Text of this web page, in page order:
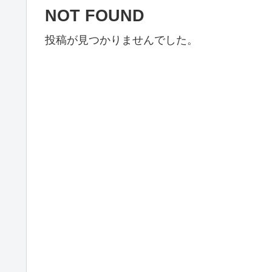
NOT FOUND
投稿が見つかりませんでした。